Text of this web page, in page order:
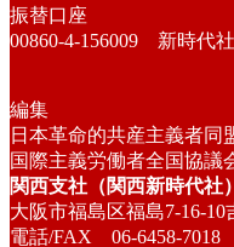
振替口座
00860-4-156009 新時代社
編集
日本革命的共産主義者同
国際主義労働者全国協議
関西支社（関西新時代社）
大阪市福島区福島7-16-10
電話/FAX 06-6458-7018